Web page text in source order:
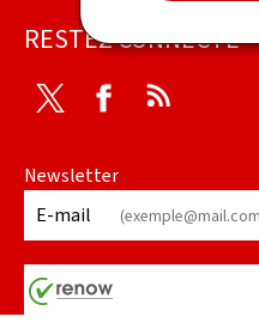
RESTEZ CONNECTÉ
Twitter Facebook
Newsletter
E-mail